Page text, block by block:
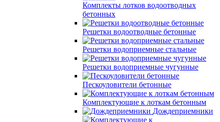
Комплекты лотков водоотводных
бетонных
Решетки водоотводные бетонные
Решетки водоприемные стальные
Решетки водоприемные чугунные
Пескоуловители бетонные
Комплектующие к лоткам бетонным
Дождеприемники